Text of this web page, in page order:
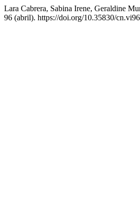
Lara Cabrera, Sabina Irene, Geraldine
96 (abril). https://doi.org/10.35830/